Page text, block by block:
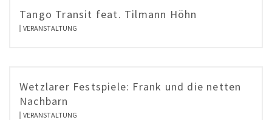
Tango Transit feat. Tilmann Höhn
VERANSTALTUNG
Wetzlarer Festspiele: Frank und die netten
Nachbarn
VERANSTALTUNG